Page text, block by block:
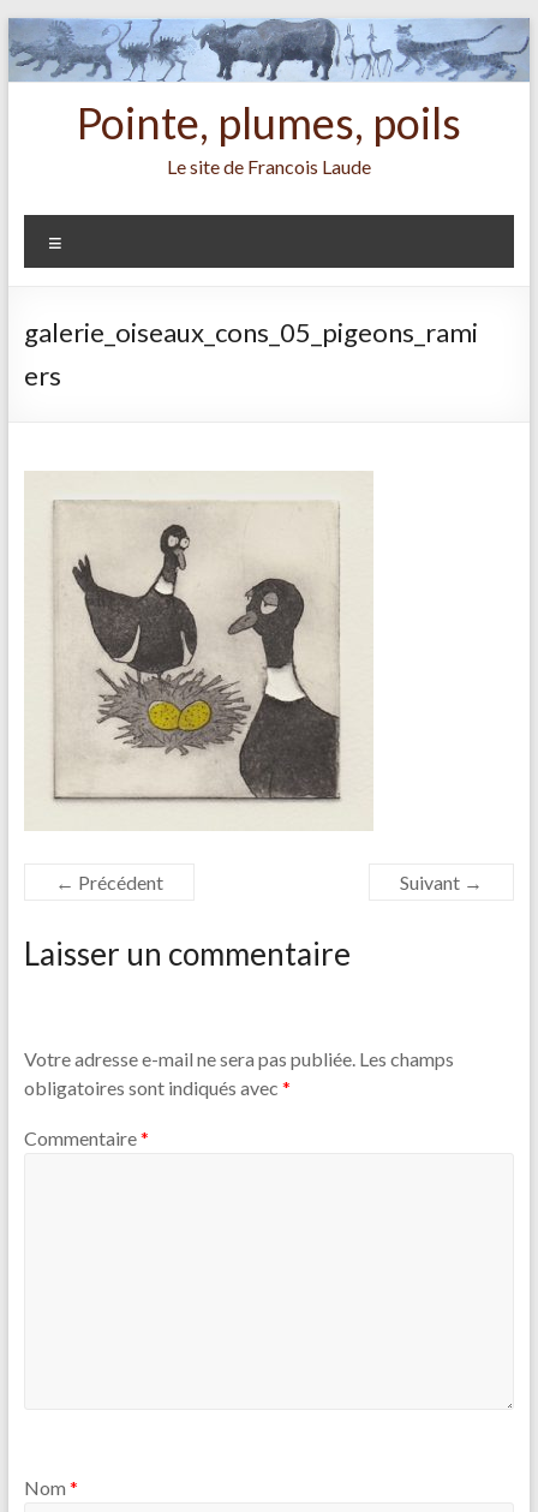
Aller
au
contenu
Pointe, plumes, poils
Le site de Francois Laude
galerie_oiseaux_cons_05_pigeons_rami
ers
← Précédent Suivant →
Laisser un commentaire
Votre adresse e-mail ne sera pas publiée. Les champs
obligatoires sont indiqués avec *
Commentaire*
Nom *